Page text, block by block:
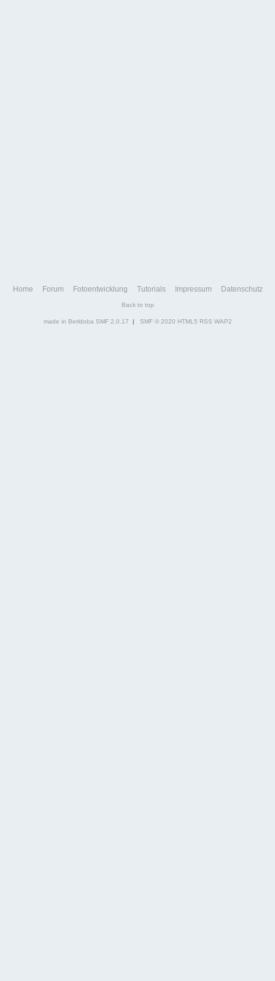
Home Forum Fotoentwicklung Tutorials Impressum Datenschutz
Back to top
made in Berldoba SMF 2.0.17 | SMF © 2020 HTML5 RSS WAP2